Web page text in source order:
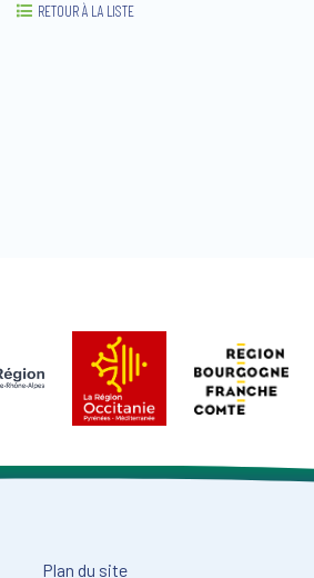
RETOUR À LA LISTE
Plan du site